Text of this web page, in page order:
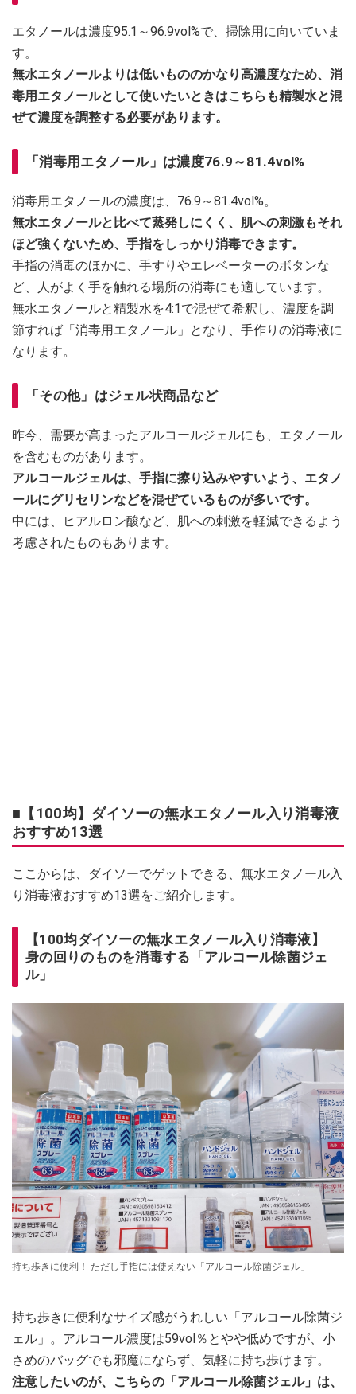
エタノールは濃度95.1～96.9vol%で、掃除用に向いていま
す。
無水エタノールよりは低いもののかなり高濃度なため、消
毒用エタノールとして使いたいときはこちらも精製水と混
ぜて濃度を調整する必要があります。
「消毒用エタノール」は濃度76.9～81.4vol%
消毒用エタノールの濃度は、76.9～81.4vol%。
無水エタノールと比べて蒸発しにくく、肌への刺激もそれ
ほど強くないため、手指をしっかり消毒できます。
手指の消毒のほかに、手すりやエレベーターのボタンな
ど、人がよく手を触れる場所の消毒にも適しています。
無水エタノールと精製水を4:1で混ぜて希釈し、濃度を調
節すれば「消毒用エタノール」となり、手作りの消毒液に
なります。
「その他」はジェル状商品など
昨今、需要が高まったアルコールジェルにも、エタノール
を含むものがあります。
アルコールジェルは、手指に擦り込みやすいよう、エタノ
ールにグリセリンなどを混ぜているものが多いです。
中には、ヒアルロン酸など、肌への刺激を軽減できるよう
考慮されたものもあります。
■【100均】ダイソーの無水エタノール入り消毒液
おすすめ13選
ここからは、ダイソーでゲットできる、無水エタノール入
り消毒液おすすめ13選をご紹介します。
【100均ダイソーの無水エタノール入り消毒液】
身の回りのものを消毒する「アルコール除菌ジェ
ル」
持ち歩きに便利！ ただし手指には使えない「アルコール除菌ジェル」
持ち歩きに便利なサイズ感がうれしい「アルコール除菌ジ
ェル」。アルコール濃度は59vol％とやや低めですが、小
さめのバッグでも邪魔にならず、気軽に持ち歩けます。
注意したいのが、こちらの「アルコール除菌ジェル」は、